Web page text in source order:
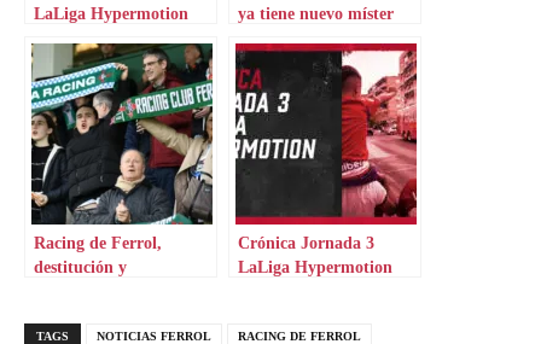
LaLiga Hypermotion
ya tiene nuevo míster
Racing de Ferrol,
destitución y
Crónica Jornada 3
LaLiga Hypermotion
TAGS NOTICIAS FERROL RACING DE FERROL